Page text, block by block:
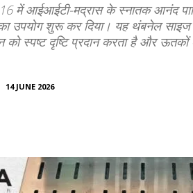
में आईआईटी-मद्रास के स्नातक आनंद
उपयोग शुरू कर दिया। यह थंबनेल
को स्पष्ट दृष्टि प्रदान करता है और
14 JUNE 2026